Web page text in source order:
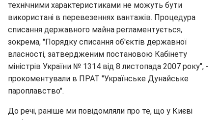
технічними характеристиками не можуть бути
використані в перевезеннях вантажів. Процедура
списання державного майна регламентується,
зокрема, "Порядку списання об'єктів державної
власності, затвердженим постановою Кабінету
міністрів України № 1314 від 8 листопада 2007 року", -
прокоментували в ПРАТ "Українське Дунайське
пароплавство".
До речі, раніше ми повідомляли про те, що у Києві